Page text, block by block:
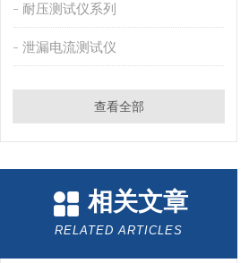
耐压测试仪系列
泄漏电流测试仪
查看全部
相关文章
RELATED ARTICLES